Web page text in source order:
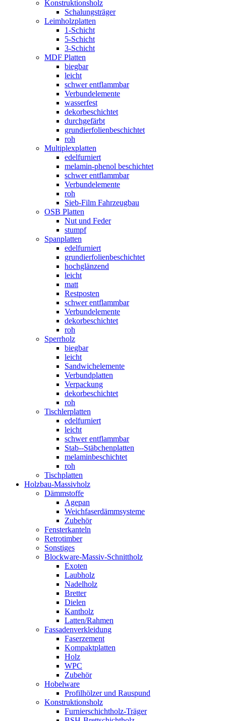
Konstruktionsholz
Schalungsträger
Leimholzplatten
1-Schicht
5-Schicht
3-Schicht
MDF Platten
biegbar
leicht
schwer entflammbar
Verbundelemente
wasserfest
dekorbeschichtet
durchgefärbt
grundierfolienbeschichtet
roh
Multiplexplatten
edelfurniert
melamin-phenol beschichtet
schwer entflammbar
Verbundelemente
roh
Sieb-Film Fahrzeugbau
OSB Platten
Nut und Feder
stumpf
Spanplatten
edelfurniert
grundierfolienbeschichtet
hochglänzend
leicht
matt
Restposten
schwer entflammbar
Verbundelemente
dekorbeschichtet
roh
Sperrholz
biegbar
leicht
Sandwichelemente
Verbundplatten
Verpackung
dekorbeschichtet
roh
Tischlerplatten
edelfurniert
leicht
schwer entflammbar
Stab--Stäbchenplatten
melaminbeschichtet
roh
Tischplatten
Holzbau-Massivholz
Dämmstoffe
Agepan
Weichfaserdämmsysteme
Zubehör
Fensterkanteln
Retrotimber
Sonstiges
Blockware-Massiv-Schnittholz
Exoten
Laubholz
Nadelholz
Bretter
Dielen
Kantholz
Latten/Rahmen
Fassadenverkleidung
Faserzement
Kompaktplatten
Holz
WPC
Zubehör
Hobelware
Profilhölzer und Rauspund
Konstruktionsholz
Furnierschichtholz-Träger